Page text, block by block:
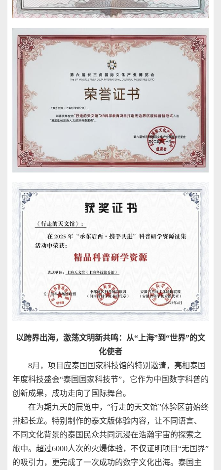
以跨界出海，激荡文明新共鸣：从“上海”到“世界”的文
化使者
8月，项目应泰国国家科技馆的特别邀请，亮相泰国
年度科技盛会“泰国国家科技节”，它作为中国数字科普的
创新成果，成功走向了国际舞台。
在为期九天的展览中，“行走的天文馆”体验区前始终
排起长龙。特别制作的泰文版体验内容，让不同语言、
不同文化背景的泰国民众共同沉浸在浩瀚宇宙的探索之
旅中。超过6000人次的火爆体验，不仅证明项目“无国界”
的吸引力，更完成了一次成功的数字文化出海。泰国主